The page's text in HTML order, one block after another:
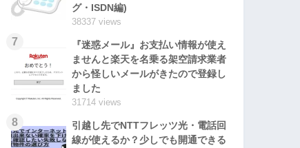
グ・ISDN編)
38337 views
7
『迷惑メール』お支払い情報が使え
ませんと楽天を名乗る架空請求業者
から怪しいメールがきたので登録し
ました
31714 views
8
引越し先でNTTフレッツ光・電話回
線が使えるか？少しでも開通できる